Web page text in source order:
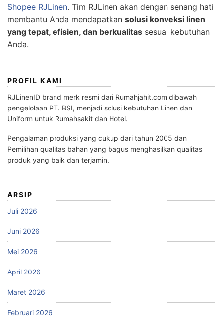
Shopee RJLinen. Tim RJLinen akan dengan senang hati
membantu Anda mendapatkan solusi konveksi linen
yang tepat, efisien, dan berkualitas sesuai kebutuhan
Anda.
PROFIL KAMI
RJLinenID brand merk resmi dari Rumahjahit.com dibawah
pengelolaan PT. BSI, menjadi solusi kebutuhan Linen dan
Uniform untuk Rumahsakit dan Hotel.
Pengalaman produksi yang cukup dari tahun 2005 dan
Pemilihan qualitas bahan yang bagus menghasilkan qualitas
produk yang baik dan terjamin.
ARSIP
Juli 2026
Juni 2026
Mei 2026
April 2026
Maret 2026
Februari 2026